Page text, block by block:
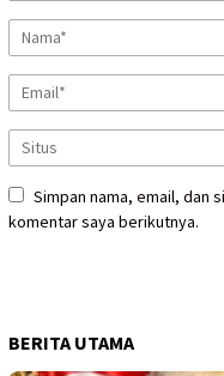
Simpan nama, email, dan
komentar saya berikutnya.
BERITA UTAMA